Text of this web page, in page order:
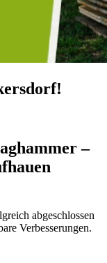
–
abgeschlossen
Verbesserungen.